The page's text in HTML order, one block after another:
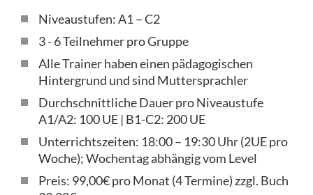
Niveaustufen: A1 – C2
3 - 6 Teilnehmer pro Gruppe
Alle Trainer haben einen pädagogischen
Hintergrund und sind Muttersprachler
Durchschnittliche Dauer pro Niveaustufe
A1/A2: 100 UE | B1-C2: 200 UE
Unterrichtszeiten: 18:00 – 19:30 Uhr (2UE pro
Woche); Wochentag abhängig vom Level
Preis: 99,00€ pro Monat (4 Termine) zzgl. Buch